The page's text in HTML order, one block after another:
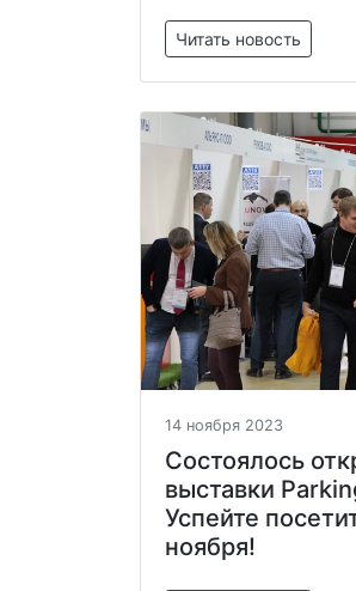
Читать новость
14 ноября 2023
Состоялось
выставки
Успейте
ноября!